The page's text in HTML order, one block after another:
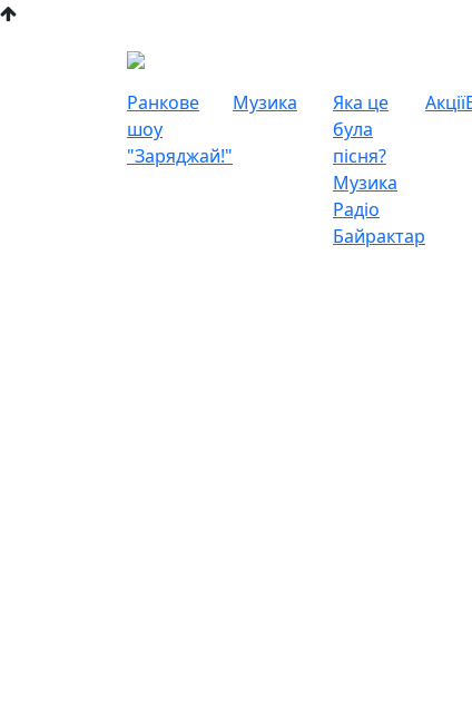
Ранкове
шоу
"Заряджай!"
Музика
Яка це
була
пісня?
Музика
Радіо
Байрактар
Акції